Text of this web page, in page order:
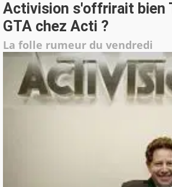
Activision s'offrirait bien
GTA chez Acti ?
La folle rumeur du vendredi